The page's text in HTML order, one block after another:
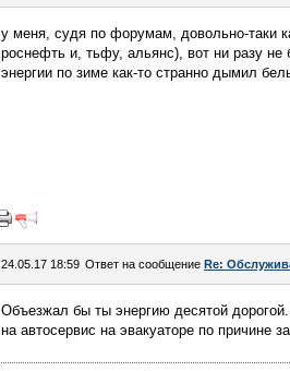
у меня, судя по форумам, довольно-таки
роснефть и, тьфу, альянс), вот ни разу
энергии по зиме как-то странно дымил
24.05.17 18:59 Ответ на сообщение Re:
Объезжал бы ты энергию десятой
на автосервис на эвакуаторе по причине